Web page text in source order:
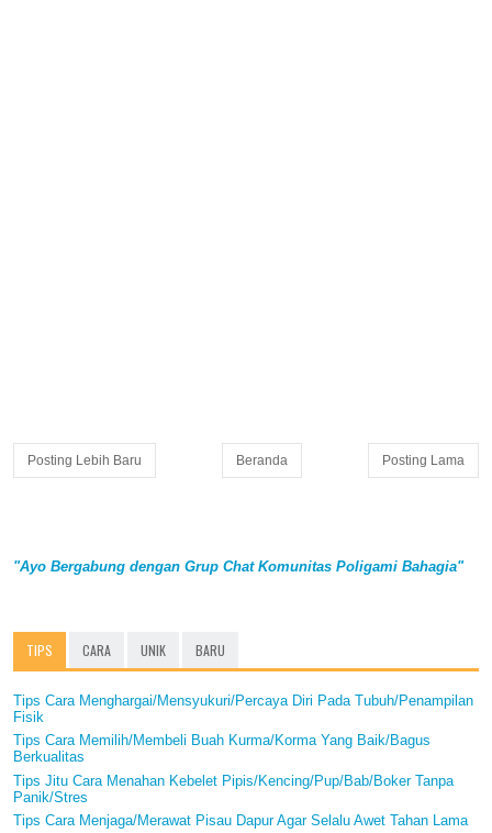
Posting Lebih Baru Posting Lama
Beranda
"Ayo Bergabung dengan Grup Chat Komunitas Poligami Bahagia"
TIPS CARA UNIK BARU
Tips Cara Menghargai/Mensyukuri/Percaya Diri Pada Tubuh/Penampilan
Fisik
Tips Cara Memilih/Membeli Buah Kurma/Korma Yang Baik/Bagus
Berkualitas
Tips Jitu Cara Menahan Kebelet Pipis/Kencing/Pup/Bab/Boker Tanpa
Panik/Stres
Tips Cara Menjaga/Merawat Pisau Dapur Agar Selalu Awet Tahan Lama